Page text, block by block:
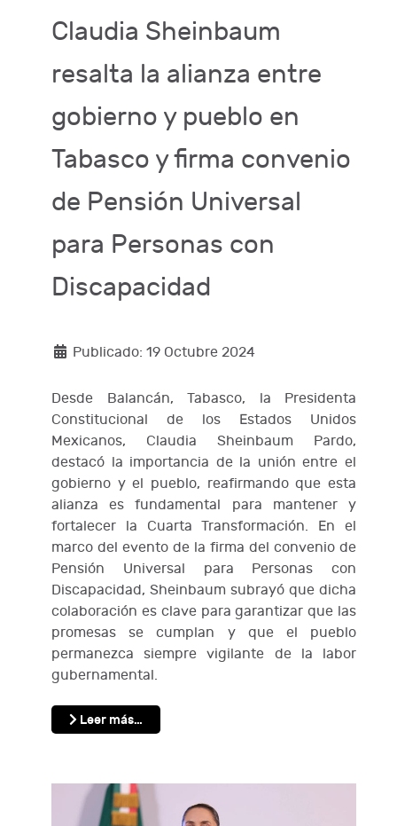
Claudia Sheinbaum
resalta la alianza entre
gobierno y pueblo en
Tabasco y firma convenio
de Pensión Universal
para Personas con
Discapacidad
Publicado: 19 Octubre 2024
Desde Balancán, Tabasco, la Presidenta
Constitucional de los Estados Unidos
Mexicanos, Claudia Sheinbaum Pardo,
destacó la importancia de la unión entre el
gobierno y el pueblo, reafirmando que esta
alianza es fundamental para mantener y
fortalecer la Cuarta Transformación. En el
marco del evento de la firma del convenio de
Pensión Universal para Personas con
Discapacidad, Sheinbaum subrayó que dicha
colaboración es clave para garantizar que las
promesas se cumplan y que el pueblo
permanezca siempre vigilante de la labor
gubernamental.
Leer más…